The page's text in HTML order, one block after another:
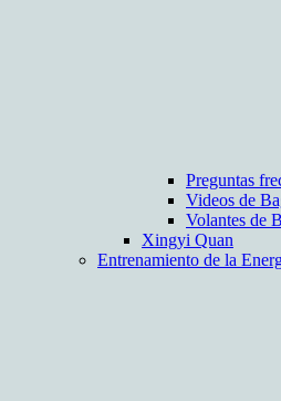
Preguntas
Videos de
Volantes de
Xingyi Quan
Entrenamiento de la